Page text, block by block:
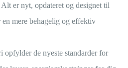
er nyt, opdateret og designet til
mere behagelig og effektiv
opfylder de nyeste standarder for